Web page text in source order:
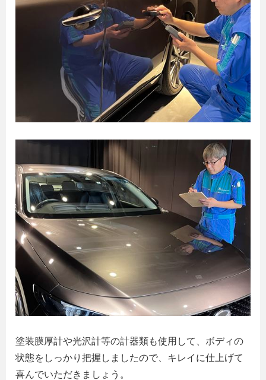
塗装膜厚計や光沢計等の計器類も使用して、ボディの
状態をしっかり把握しましたので、キレイに仕上げて
喜んでいただきましょう。